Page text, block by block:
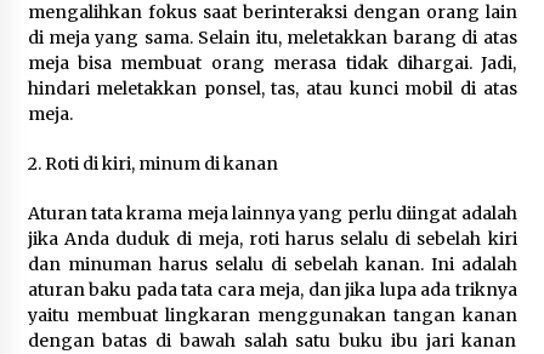
Festival Lembah Baliem Perkuat
Ekonomi Masyarakat Papua
Pegunungan
Bakteri Yogurt, Kenali Manfaatnya
untuk Kesehatan Pencernaan
8 Agustus 2026
mengalihkan fokus saat berinteraksi dengan orang lain
di meja yang sama. Selain itu, meletakkan barang di atas
meja bisa membuat orang merasa tidak dihargai. Jadi,
hindari meletakkan ponsel, tas, atau kunci mobil di atas
meja.
2. Roti di kiri, minum di kanan
Aturan tata krama meja lainnya yang perlu diingat adalah
jika Anda duduk di meja, roti harus selalu di sebelah kiri
dan minuman harus selalu di sebelah kanan. Ini adalah
aturan baku pada tata cara meja, dan jika lupa ada triknya
yaitu membuat lingkaran menggunakan tangan kanan
dengan batas di bawah salah satu buku ibu jari kanan